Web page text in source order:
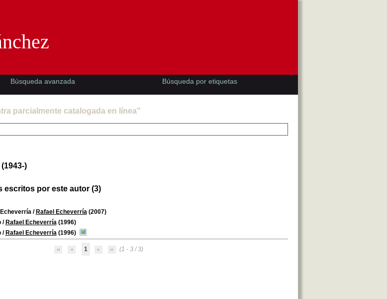
parcialmente catalogada en línea"
)
escritos por este autor (3)
/ Rafael Echeverría(2007)
/ Rafael Echeverría(1996)
/ Rafael Echeverría(1996)
1 (1 - 3 / 3)
Búsqueda avanzada Búsqueda por etiquetas